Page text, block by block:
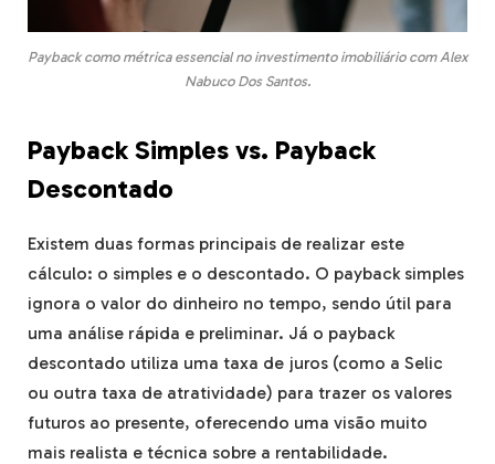
Payback como métrica essencial no investimento imobiliário com Alex
Nabuco Dos Santos.
Payback Simples vs. Payback
Descontado
Existem duas formas principais de realizar este
cálculo: o simples e o descontado. O payback simples
ignora o valor do dinheiro no tempo, sendo útil para
uma análise rápida e preliminar. Já o payback
descontado utiliza uma taxa de juros (como a Selic
ou outra taxa de atratividade) para trazer os valores
futuros ao presente, oferecendo uma visão muito
mais realista e técnica sobre a rentabilidade.